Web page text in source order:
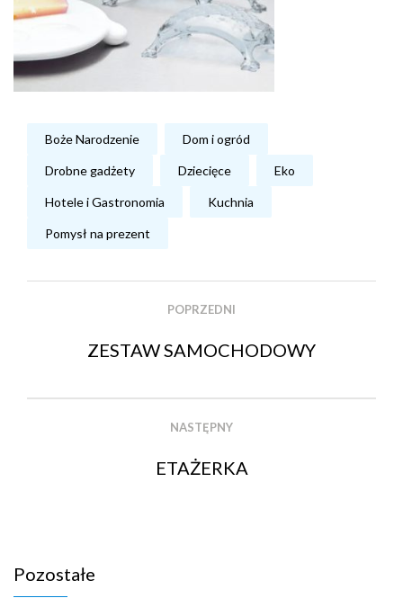
Boże Narodzenie Dom i ogród
Drobne gadżety Dziecięce Eko
Hotele i Gastronomia Kuchnia
Pomysł na prezent
POPRZEDNI
ZESTAW SAMOCHODOWY
NASTĘPNY
ETAŻERKA
Pozostałe